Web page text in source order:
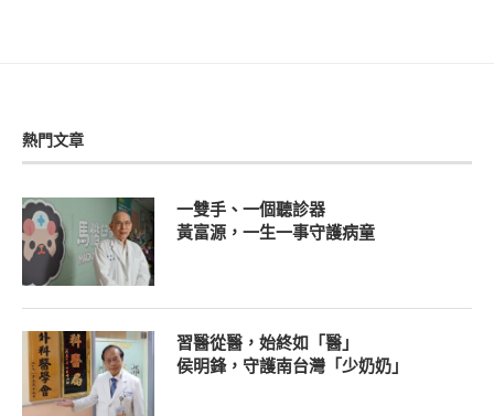
熱門文章
一雙手、一個聽診器
黃富源，一生一事守護病童
習醫從醫，始終如「醫」
侯明鋒，守護南台灣「少奶奶」